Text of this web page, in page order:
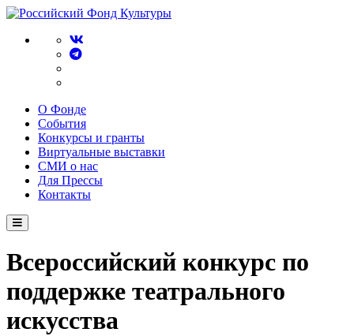
О Фонде
События
Конкурсы и гранты
Виртуальные выставки
СМИ о нас
Для Прессы
Контакты
Всероссийский конкурс по
поддержке театрального
искусства